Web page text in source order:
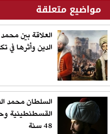
مواضيع متعلقة
العلاقة بين
الدين وأثرها
السلطان محمد
48 سنة